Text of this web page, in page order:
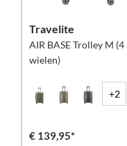
Travelite
AIR BASE Trolley M (4
wielen)
+2
€ 139,95*